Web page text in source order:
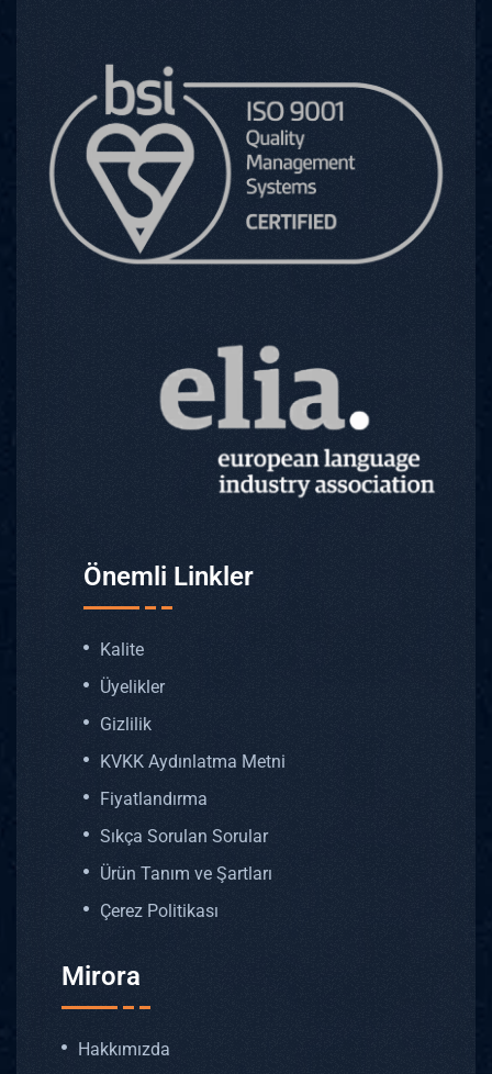
Önemli Linkler
Kalite
Üyelikler
Gizlilik
KVKK Aydınlatma Metni
Fiyatlandırma
Sıkça Sorulan Sorular
Ürün Tanım ve Şartları
Çerez Politikası
Mirora
Hakkımızda